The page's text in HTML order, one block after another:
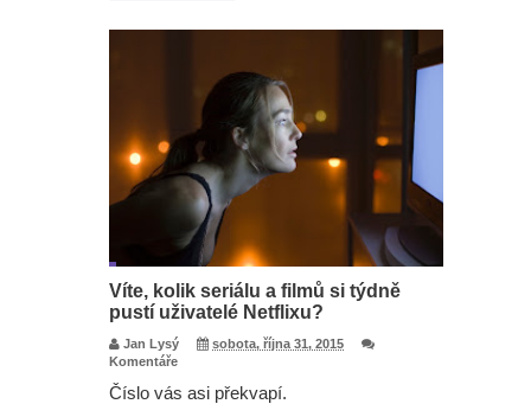
Víte, kolik seriálu a filmů si týdně
pustí uživatelé Netflixu?
Jan Lysý
sobota, října 31, 2015
Komentáře
Číslo vás asi překvapí.